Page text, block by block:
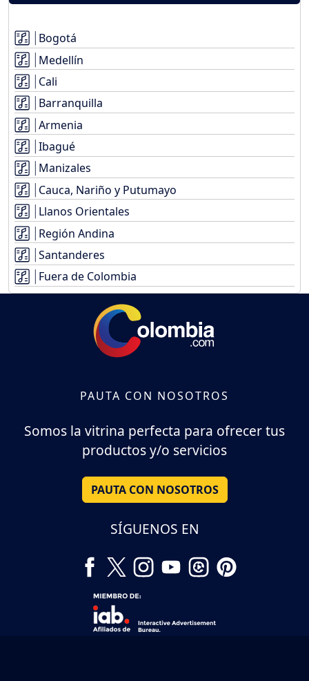
Bogotá
Medellín
Cali
Barranquilla
Armenia
Ibagué
Manizales
Cauca, Nariño y Putumayo
Llanos Orientales
Región Andina
Santanderes
Fuera de Colombia
PAUTA CON NOSOTROS
Somos la vitrina perfecta para ofrecer tus
productos y/o servicios
PAUTA CON NOSOTROS
SÍGUENOS EN